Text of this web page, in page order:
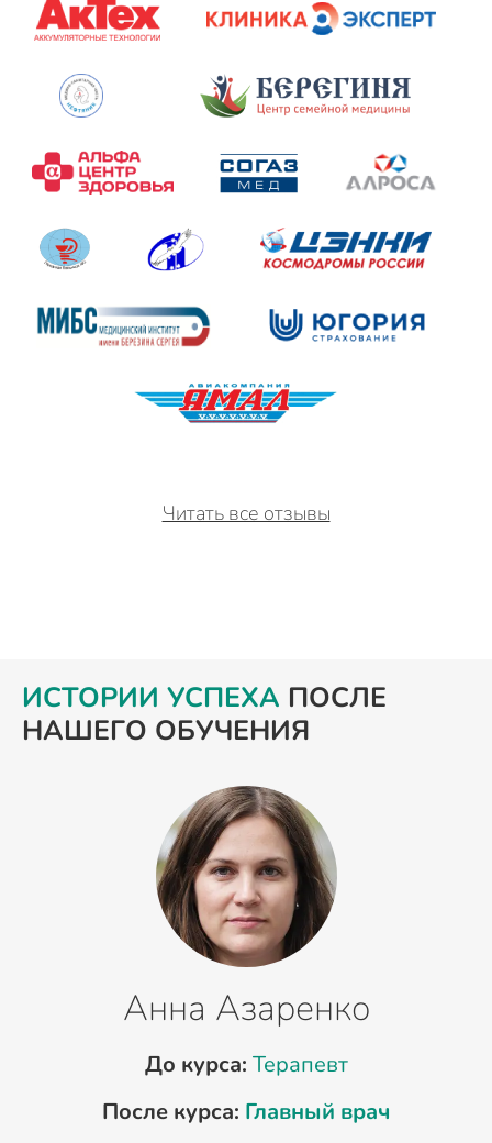
Читать все отзывы
ИСТОРИИ УСПЕХА ПОСЛЕ
НАШЕГО ОБУЧЕНИЯ
Анна Азаренко
До курса: Терапевт
После курса: Главный врач